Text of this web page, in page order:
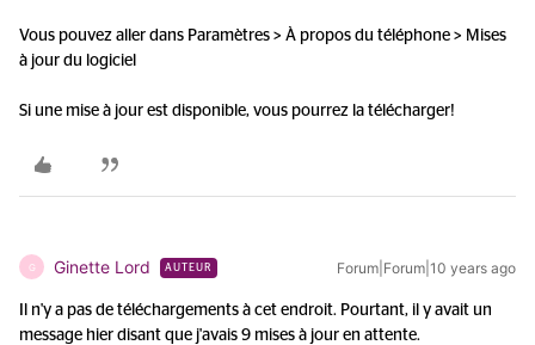
Vous pouvez aller dans Paramètres > À propos du téléphone > Mises
à jour du logiciel
Si une mise à jour est disponible, vous pourrez la télécharger!
G Ginette Lord AUTEUR Forum|Forum|10 years ago
Il n'y a pas de téléchargements à cet endroit. Pourtant, il y avait un
message hier disant que j'avais 9 mises à jour en attente.